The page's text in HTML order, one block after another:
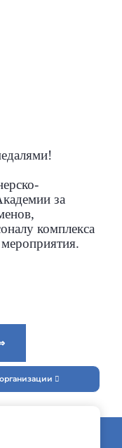
за
комплекса